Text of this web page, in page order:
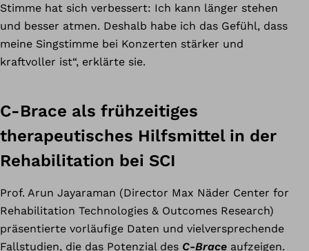
Stimme hat sich verbessert: Ich kann länger stehen
und besser atmen. Deshalb habe ich das Gefühl, dass
meine Singstimme bei Konzerten stärker und
kraftvoller ist“, erklärte sie.
C-Brace als frühzeitiges
therapeutisches Hilfsmittel in der
Rehabilitation bei SCI
Prof. Arun Jayaraman (Director Max Näder Center for
Rehabilitation Technologies & Outcomes Research)
präsentierte vorläufige Daten und vielversprechende
Fallstudien, die das Potenzial des C-Brace aufzeigen.